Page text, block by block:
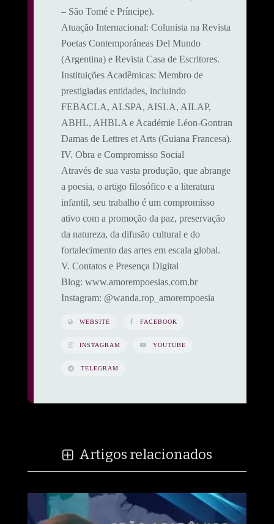
– São Tomé e Príncipe).
​Atuação Internacional: Colunista na Revista
Poetas Contemporáneas Del Mundo
(Argentina) e Revista Casa de Escritores.
​Instituições Acadêmicas: Membro de
prestigiadas entidades, incluindo
FEBACLA, ALSPA, AISLA, AILAP,
ABHL, AHBLA e Académie Léon-Gontran
Damas de Lettres et Arts (Guiana Francesa).
​IV. Obra e Compromisso Social
​Através de sua vasta produção, que abrange
a poesia, o artigo filosófico e a literatura
infantil, seu trabalho é um compromisso
ativo com a promoção da paz, preservação
da natureza, da difusão cultural e do
fortalecimento das artes em escala global.
​V. Contatos e Presença Digital
​Blog: www.amorempoesias.com.br
​Instagram: @wanda.rop_amorempoesia
WEBSITE FACEBOOK
INSTAGRAM YOUTUBE
TELEGRAM
Artigos relacionados